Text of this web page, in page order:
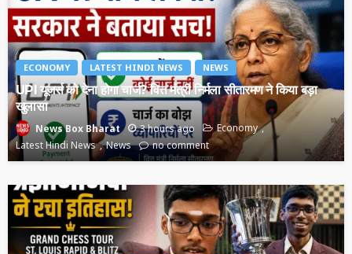
ECONOMY LATEST HINDI NEWS NEWS
UPI यूजर्स को देना होगा चार्ज? वित्त मंत्री निर्मला सीतारमण ने किया बड़ा
खुलासा
News Box Bharat 3 hours ago
Economy
Latest Hindi News
News no comment